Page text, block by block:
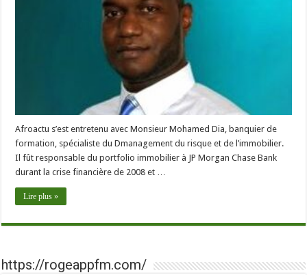
Afroactu s’est entretenu avec Monsieur Mohamed Dia, banquier de
formation, spécialiste du Dmanagement du risque et de l’immobilier.
Il fût responsable du portfolio immobilier à JP Morgan Chase Bank
durant la crise financière de 2008 et …
Lire plus »
https://rogeappfm.com/